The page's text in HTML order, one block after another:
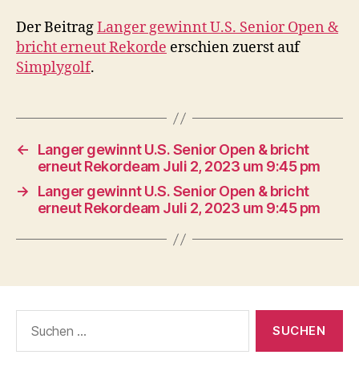
Der BeitragLanger gewinnt U.S. Senior Open &
bricht erneut Rekorde erschien zuerst auf
Simplygolf.
←
Langer gewinnt U.S. Senior Open & bricht
erneut Rekordeam Juli 2, 2023 um 9:45 pm
→
Langer gewinnt U.S. Senior Open & bricht
erneut Rekordeam Juli 2, 2023 um 9:45 pm
nach: